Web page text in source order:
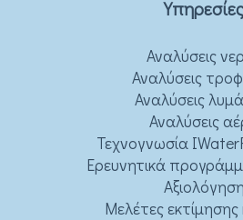
Υπηρεσίες
Αναλύσεις
Αναλύσεις
Αναλύσεις
Αναλύσεις
Τεχνογνωσία
Ερευνητικά
Αξιολόγηση
Μελέτες εκτίμησης